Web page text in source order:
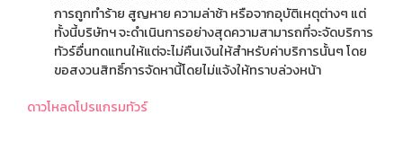
การถูกทำร้าย สูญหาย ความล่าช้า หรือจากอุบัติเหตุต่างๆ แต่
ทั้งนี้บริษัทฯ จะดำเนินการอย่างสุดความสามารถที่จะจัดบริการ
ทัวร์อื่นทดแทนให้แต่จะไม่คืนเงินให้สำหรับค่าบริการนั้นๆ โดย
ขอสงวนสิทธิ์การจัดหานี้โดยไม่แจ้งให้ทราบล่วงหน้า
ดาวโหลดโปรแกรมทัวร์